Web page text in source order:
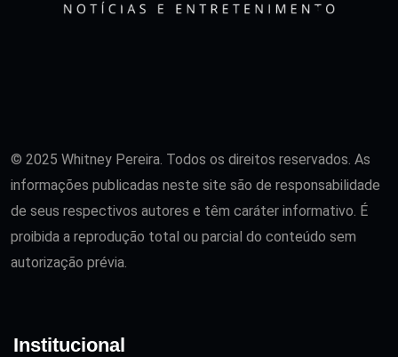
© 2025 Whitney Pereira. Todos os direitos reservados. As
informações publicadas neste site são de responsabilidade
de seus respectivos autores e têm caráter informativo. É
proibida a reprodução total ou parcial do conteúdo sem
autorização prévia.
Institucional